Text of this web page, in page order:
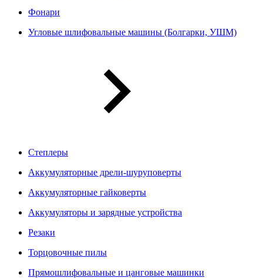
Фонари
Угловые шлифовальные машины (Болгарки, УШМ)
Степлеры
Аккумуляторные дрели-шуруповерты
Аккумуляторные гайковерты
Аккумуляторы и зарядные устройства
Резаки
Торцовочные пилы
Прямошлифовальные и цанговые машинки